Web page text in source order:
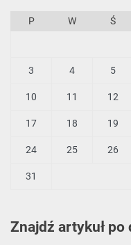
P W Ś
3 4 5
10 11 12
17 18 19
24 25 26
31
Znajdź artykuł